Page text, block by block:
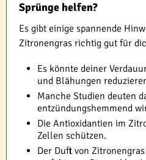
Sprünge helfen?
Es gibt einige spannende
Zitronengras richtig gut für
Es könnte deiner
und Blähungen
Manche Studien deuten
entzündungshemmend
Die Antioxidantien im
Zellen schützen.
Der Duft von